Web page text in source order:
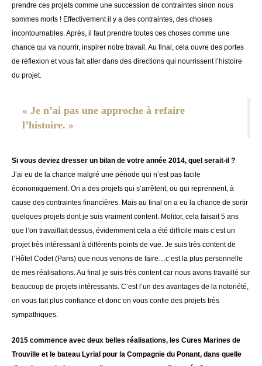
prendre ces projets comme une succession de contraintes sinon nous
sommes morts ! Effectivement il y a des contraintes, des choses
incontournables. Après, il faut prendre toutes ces choses comme une
chance qui va nourrir, inspirer notre travail. Au final, cela ouvre des portes
de réflexion et vous fait aller dans des directions qui nourrissent l’histoire
du projet.
« Je n’ai pas une approche à refaire
l’histoire. »
Si vous deviez dresser un bilan de votre année 2014, quel serait-il ?
J’ai eu de la chance malgré une période qui n’est pas facile
économiquement. On a des projets qui s’arrêtent, ou qui reprennent, à
cause des contraintes financières. Mais au final on a eu la chance de sortir
quelques projets dont je suis vraiment content. Molitor, cela faisait 5 ans
que l’on travaillait dessus, évidemment cela a été difficile mais c’est un
projet très intéressant à différents points de vue. Je suis très content de
l’Hôtel Codet (Paris) que nous venons de faire…c’est la plus personnelle
de mes réalisations. Au final je suis très content car nous avons travaillé sur
beaucoup de projets intéressants. C’est l’un des avantages de la notoriété,
on vous fait plus confiance et donc on vous confie des projets très
sympathiques.
2015 commence avec deux belles réalisations, les Cures Marines de
Trouville et le bateau Lyrial pour la Compagnie du Ponant, dans quelle